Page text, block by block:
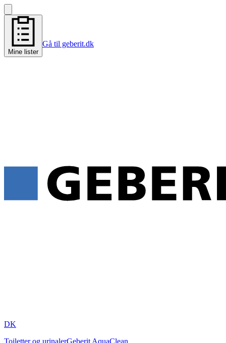
Mine lister
Gå til geberit.dk
DK
Toiletter og urinalerGeberit AquaClean